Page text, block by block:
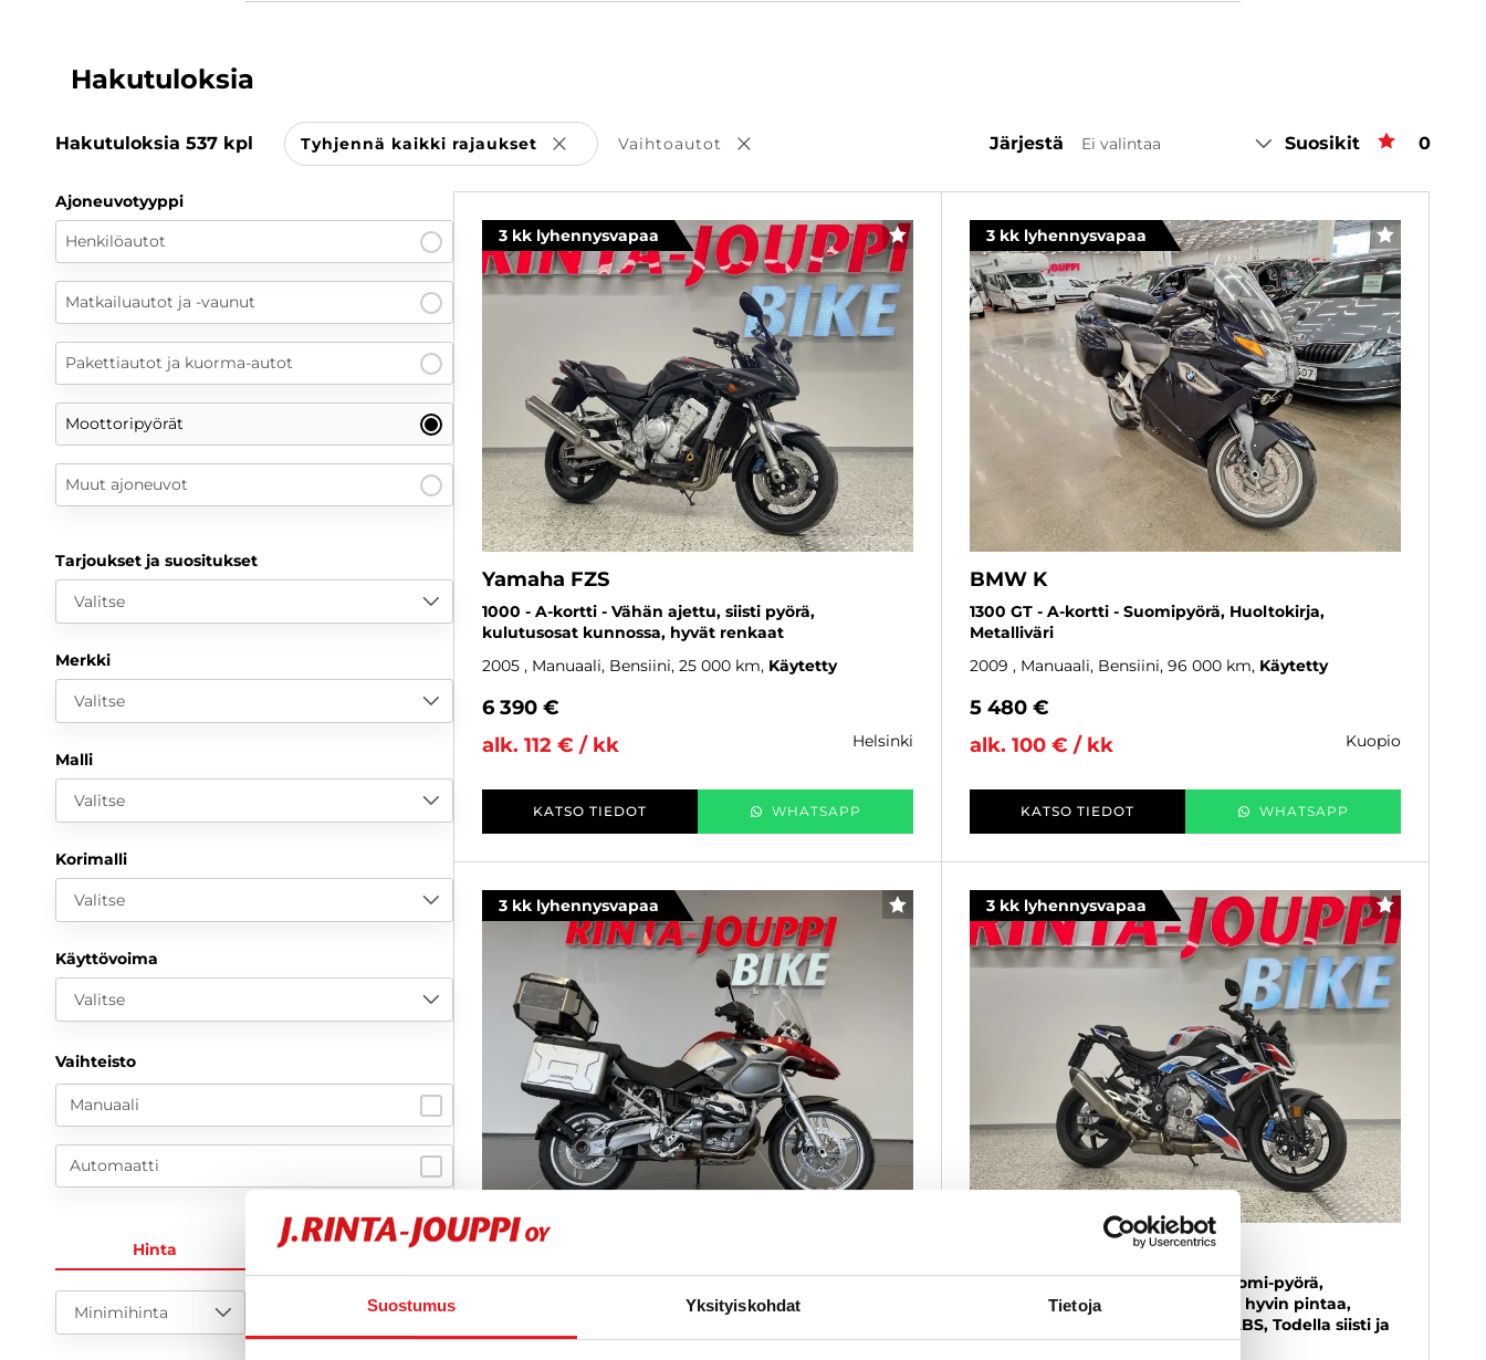
Suostumus Yksityiskohdat Tietoja
Hakutuloksia
Hakutuloksia 537 kpl Tyhjennä kaikki rajaukset Poista valinta
Vaihtoautot Poista valinta Järjestä Ei valintaa Suosikit 0
Ajoneuvotyyppi
Henkilöautot
Matkailuautot ja -vaunut
Pakettiautot ja kuorma-autot
Moottoripyörät
Muut ajoneuvot
Tarjoukset ja suositukset
Valitse
Merkki
Valitse
Malli
Valitse
Korimalli
Valitse
Käyttövoima
Valitse
Vaihteisto
Manuaali
Automaatti
Hinta
Minimihinta Maksimihinta
3 kk lyhennysvapaa SUOSIKKI
Yamaha FZS
1000 - A-kortti - Vähän ajettu, siisti pyörä,
kulutusosat kunnossa, hyvät renkaat
2005 , Manuaali, Bensiini, 25 000 km Käytetty
6 390 €
alk. 112 € / kk
helsinki
KATSO TIEDOT WHATSAPP
3 kk lyhennysvapaa SUOSIKKI
BMW K
1300 GT - A-kortti - Suomipyörä, Huoltokirja,
Metalliväri
2009 , Manuaali, Bensiini, 96 000 km Käytetty
5 480 €
alk. 100 € / kk
kuopio
KATSO TIEDOT WHATSAPP
3 kk lyhennysvapaa SUOSIKKI
BMW R
1200 GS - A-kortti - Vähän ajettu Gessu!
, Manuaali, Bensiini, 40 000 km Käytetty
3 kk lyhennysvapaa SUOSIKKI
1000R - A-kortti - 1.omisteinen Suomi-pyörä,
Kulutusosat kunnossa, Renkaissa hyvin pintaa,
Shifteri, Ajomoodit, Luistonesto ABS, Todella siisti ja
haluttu voimapesä!